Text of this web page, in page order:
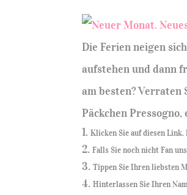
Die Ferien neigen
aufstehen und dann
am besten?
Päckchen
Klicken Sie auf diesen
Falls Sie noch nicht Fan
Tippen Sie Ihren liebsten
Hinterlassen Sie Ihren